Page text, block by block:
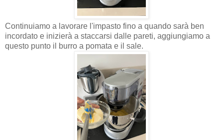
Continuiamo a lavorare l'impasto fino a quando sarà ben
incordato e inizierà a staccarsi dalle pareti, aggiungiamo a
questo punto il burro a pomata e il sale.